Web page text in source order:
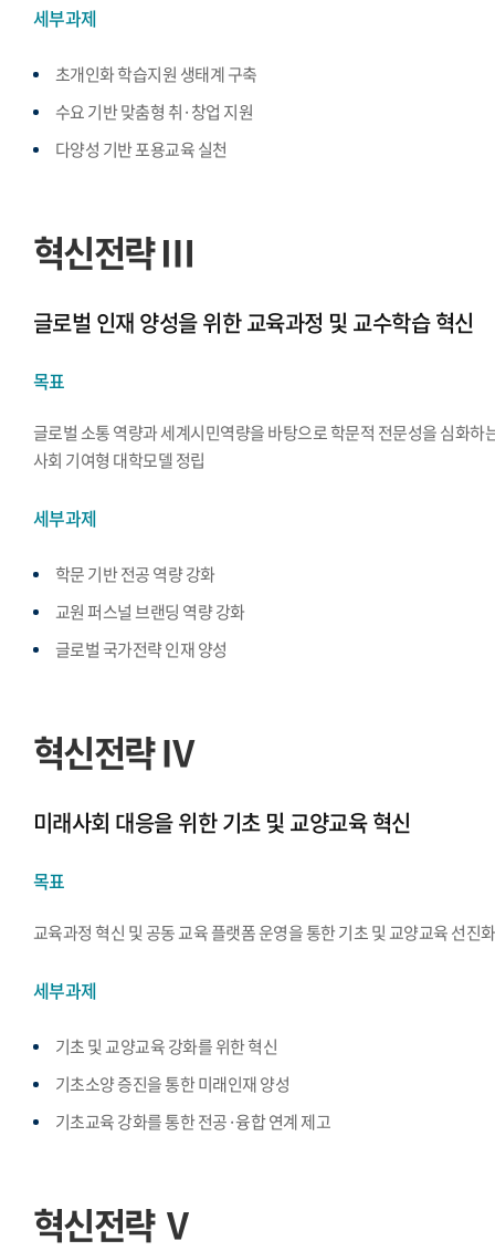
세부과제
초개인화 학습지원 생태계 구축
수요 기반 맞춤형 취·창업 지원
다양성 기반 포용교육 실천
혁신전략 Ⅲ
글로벌 인재 양성을 위한 교육과정 및 교수학습 혁신
목표
글로벌 소통 역량과 세계시민역량을 바탕으로 학문적 전문성을 심화하
사회 기여형 대학모델 정립
세부과제
학문 기반 전공 역량 강화
교원 퍼스널 브랜딩 역량 강화
글로벌 국가전략 인재 양성
혁신전략 Ⅳ
미래사회 대응을 위한 기초 및 교양교육 혁신
목표
교육과정 혁신 및 공동 교육 플랫폼 운영을 통한 기초 및 교양교육 선진화
세부과제
기초 및 교양교육 강화를 위한 혁신
기초소양 증진을 통한 미래인재 양성
기초교육 강화를 통한 전공·융합 연계 제고
혁신전략 Ⅴ